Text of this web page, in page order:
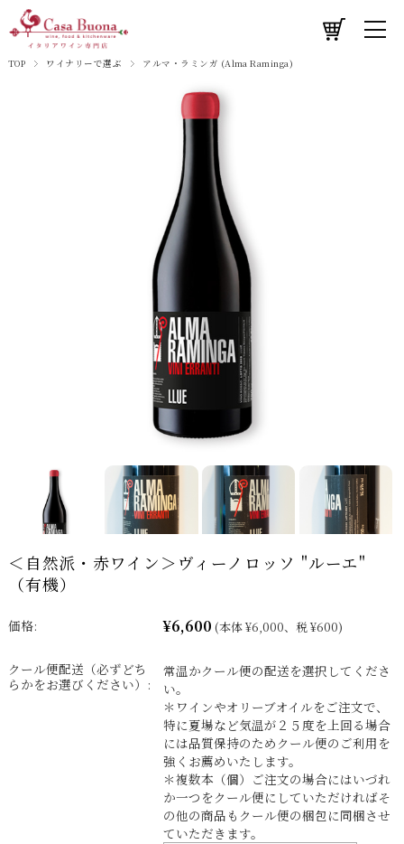
TOP ワイナリーで選ぶ アルマ・ラミンガ (Alma Raminga)
＜自然派・赤ワイン＞ヴィーノロッソ "ルーエ"
（有機）
価格: ¥6,600 (本体 ¥6,000、税 ¥600)
クール便配送（必ずどち
らかをお選びください）:
常温かクール便の配送を選択してくださ
い。
＊ワインやオリーブオイルをご注文で、
特に夏場など気温が２５度を上回る場合
には品質保持のためクール便のご利用を
強くお薦めいたします。
＊複数本（個）ご注文の場合にはいづれ
か一つをクール便にしていただければそ
の他の商品もクール便の梱包に同梱させ
ていただきます。